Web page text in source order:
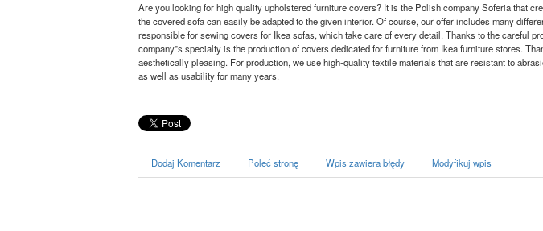
Are you looking for high quality upholstered furniture covers? It is the Polish company Soferia that
the covered sofa can easily be adapted to the given interior. Of course, our offer includes many
responsible for sewing covers for Ikea sofas, which take care of every detail. Thanks to the careful
company"s specialty is the production of covers dedicated for furniture from Ikea furniture stores.
aesthetically pleasing. For production, we use high-quality textile materials that are resistant to
as well as usability for many years.
Dodaj Komentarz Poleć stronę Wpis zawiera błędy Modyfikuj wpis